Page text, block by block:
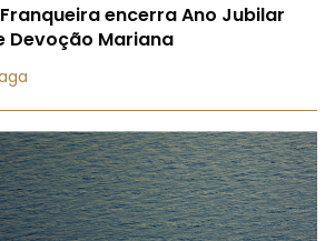
encerra Ano Jubilar
Devoção Mariana